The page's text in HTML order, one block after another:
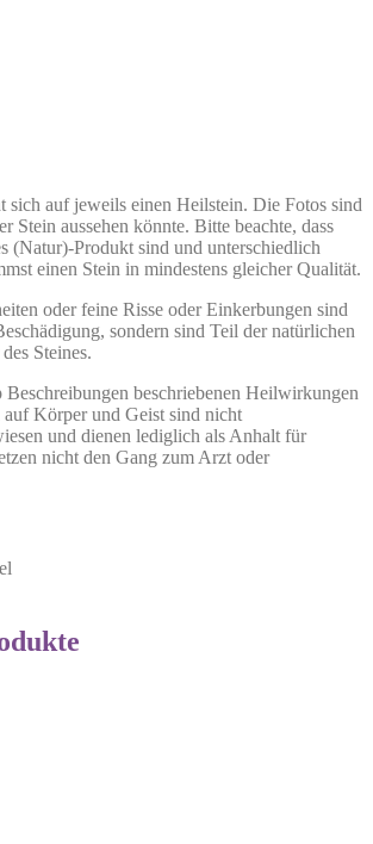
sich auf jeweils einen Heilstein. Die Fotos sind
Stein aussehen könnte. Bitte beachte, dass
(Natur)-Produkt sind und unterschiedlich
einen Stein in mindestens gleicher Qualität.
oder feine Risse oder Einkerbungen sind
sondern sind Teil der natürlichen
Steines.
Beschreibungen beschriebenen Heilwirkungen
Körper und Geist sind nicht
und dienen lediglich als Anhalt für
nicht den Gang zum Arzt oder